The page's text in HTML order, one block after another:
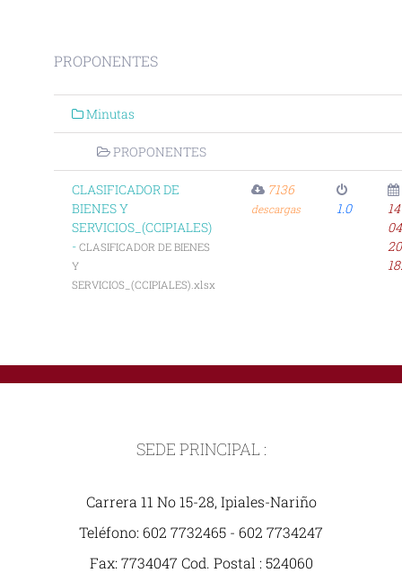
PROPONENTES
Minutas
PROPONENTES
CLASIFICADOR DE
BIENES Y
SERVICIOS_(CCIPIALES)
- CLASIFICADOR DE BIENES
Y
SERVICIOS_(CCIPIALES).xlsx
7136
descargas 1.0
SEDE PRINCIPAL :
Carrera 11 No 15-28, Ipiales-Nariño
Teléfono: 602 7732465 - 602 7734247
Fax: 7734047 Cod. Postal : 524060